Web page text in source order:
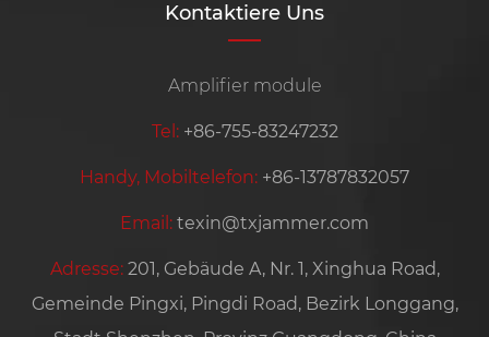
Kontaktiere Uns
Amplifier module
Tel: +86-755-83247232
Handy, Mobiltelefon: +86-13787832057
Email: texin@txjammer.com
Adresse: 201, Gebäude A, Nr. 1, Xinghua Road,
Gemeinde Pingxi, Pingdi Road, Bezirk Longgang,